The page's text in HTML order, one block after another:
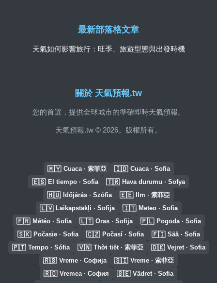
關於 天氣預報.tw
您的首選，提供全球城市的準確即時天氣預報。
天氣預報.tw © 2026。版權所有。
最新部落格文章
天氣如何影響旅行：旺季、旅遊型態與出發時機
🇲🇾 Cuaca · 索菲亞 🇮🇩 Cuaca · Sofia
🇪🇸 El tiempo · Sofía 🇹🇷 Hava durumu · Sofya
🇭🇺 Időjárás · Szófia 🇪🇪 Ilm · 索菲亞
🇱🇻 Laikapstākļi · Sofija 🇮🇹 Meteo · Sofia
🇫🇷 Météo · Sofia 🇱🇹 Oras · Sofija 🇵🇱 Pogoda · Sofia
🇸🇰 Počasie · Sofia 🇨🇿 Počasí · Sofia 🇫🇮 Sää · Sofia
🇵🇹 Tempo · Sófia 🇻🇳 Thời tiết · 索菲亞 🇩🇰 Vejret · Sofia
🇷🇸 Vreme · Софија 🇸🇮 Vreme · 索菲亞
🇷🇴 Vremea · София 🇸🇪 Vädret · Sofia